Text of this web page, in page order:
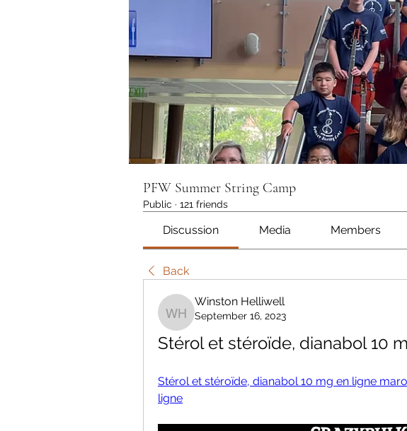
PFW Summer String Camp
Public · 121 friends
Discussion Media Members
Back
Winston Helliwell
Winston Helliwell
September 16, 2023
Stérol et stéroïde, dianabol 10
Stérol et stéroïde, dianabol 10 mg en ligne
ligne